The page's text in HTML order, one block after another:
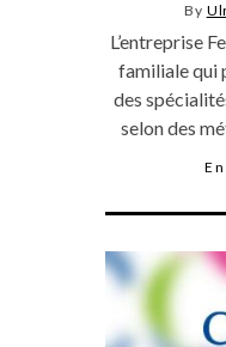
By
L’entreprise
familiale qui
des
selon des